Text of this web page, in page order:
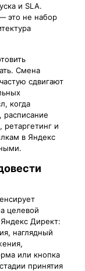
и SLA.
это не набор
Смена
сдвигают
когда
расписание
ретаргетинг и
в Яндекс
целевой
Директ:
наглядный
или кнопка
принятия